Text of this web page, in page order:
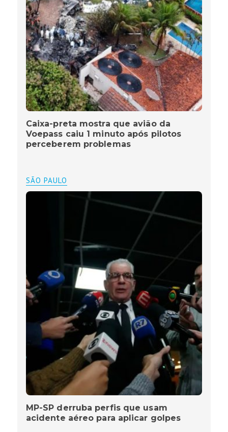
Caixa-preta mostra que avião da
Voepass caiu 1 minuto após pilotos
perceberem problemas
SÃO PAULO
MP-SP derruba perfis que usam
acidente aéreo para aplicar golpes